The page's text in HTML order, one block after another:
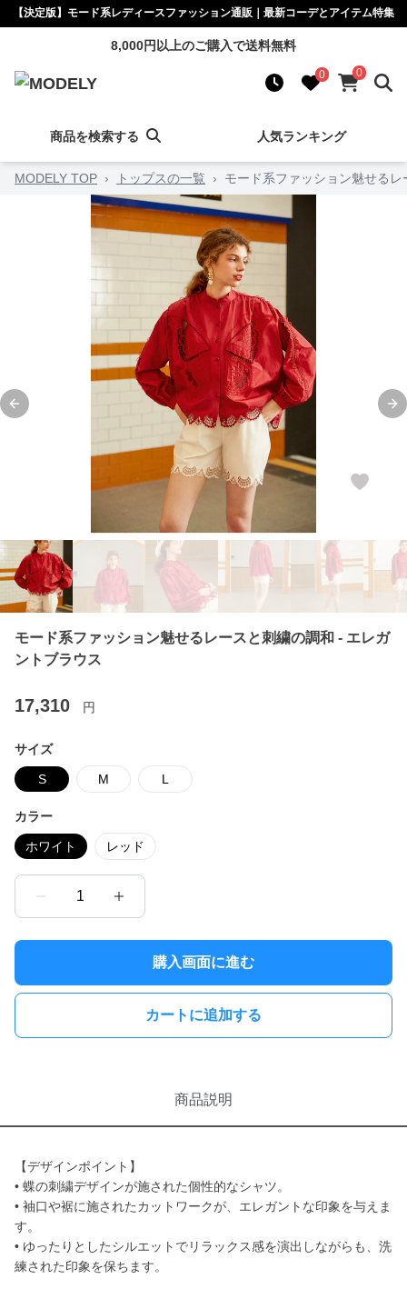
【決定版】モード系レディースファッション通販｜最新コーデとアイテム特集
8,000円以上のご購入で送料無料
0 0
商品を検索する 人気ランキング
MODELY TOP › トップスの一覧 › モード系ファッション魅せる
Previous slide
モード系ファッション魅せるレースと刺繍の調和 - エレガ
ントブラウス
17,310 円
サイズ
S M L
カラー
ホワイト レッド
1
購入画面に進む
カートに追加する
商品説明
【デザインポイント】
• 蝶の刺繍デザインが施された個性的なシャツ。
• 袖口や裾に施されたカットワークが、エレガントな印象を与えま
す。
• ゆったりとしたシルエットでリラックス感を演出しながらも、洗
練された印象を保ちます。